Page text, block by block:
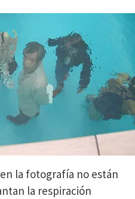
la fotografía no están
la respiración